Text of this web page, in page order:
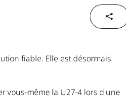
fiable. Elle est désormais
vous-même la U27-4 lors d'une